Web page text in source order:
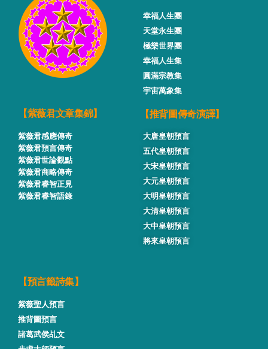
幸福人生團
天堂永生團
極樂世界團
幸福人生集
圓滿宗教集
宇宙萬象集
【紫薇君文章集錦】
紫薇君感應傳奇
紫薇君預言傳奇
紫薇君世論觀點
紫薇君商略傳奇
紫薇君睿智正見
紫薇君睿智語錄
【推背圖傳奇演譯】
大唐皇朝預言
五代皇朝預言
大宋皇朝預言
大元皇朝預言
大明皇朝預言
大清皇朝預言
大中皇朝預言
將來皇朝預言
【預言籤詩集】
紫薇聖人預言
推背圖預言
諸葛武侯乩文